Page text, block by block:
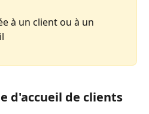
à un client ou à un
d'accueil de clients